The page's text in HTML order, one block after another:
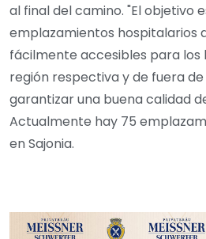
al final del camino. "El objetivo
emplazamientos hospitalarios
fácilmente accesibles para los
región respectiva y de fuera
garantizar una buena calidad
Actualmente hay 75
en Sajonia.